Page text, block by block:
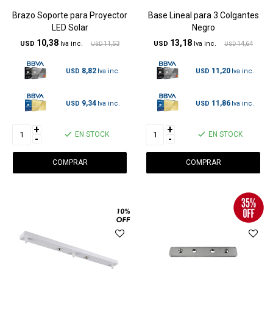
Brazo Soporte para Proyector
LED Solar
USD 10,38 USD 11,53
USD 8,82
USD 9,34
+
- EN STOCK
Base Lineal para 3 Colgantes
Negro
USD 13,18 USD 14,64
USD 11,20
USD 11,86
+
- EN STOCK